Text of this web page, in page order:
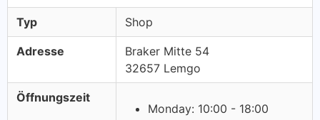
Typ Shop
Adresse
Braker Mitte 54
32657 Lemgo
Öffnungszeit
Monday: 10:00 - 18:00